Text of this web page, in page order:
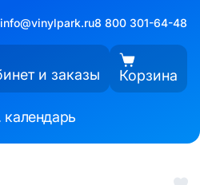
info@vinylpark.ru8 800 301-64-48
и заказы Корзина